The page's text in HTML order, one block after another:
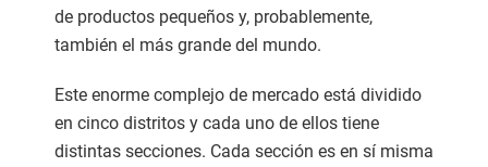
de productos pequeños y, probablemente,
también el más grande del mundo.
Este enorme complejo de mercado está dividido
en cinco distritos y cada uno de ellos tiene
distintas secciones. Cada sección es en sí misma